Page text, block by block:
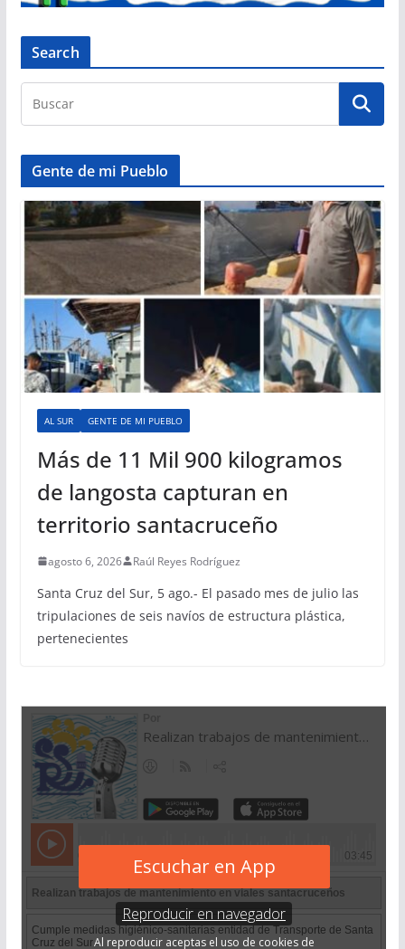
Search
Gente de mi Pueblo
AL SUR GENTE DE MI PUEBLO
Más de 11 Mil 900 kilogramos
de langosta capturan en
territorio santacruceño
agosto 6, 2026 Raúl Reyes Rodríguez
Santa Cruz del Sur, 5 ago.- El pasado mes de julio las
tripulaciones de seis navíos de estructura plástica,
pertenecientes